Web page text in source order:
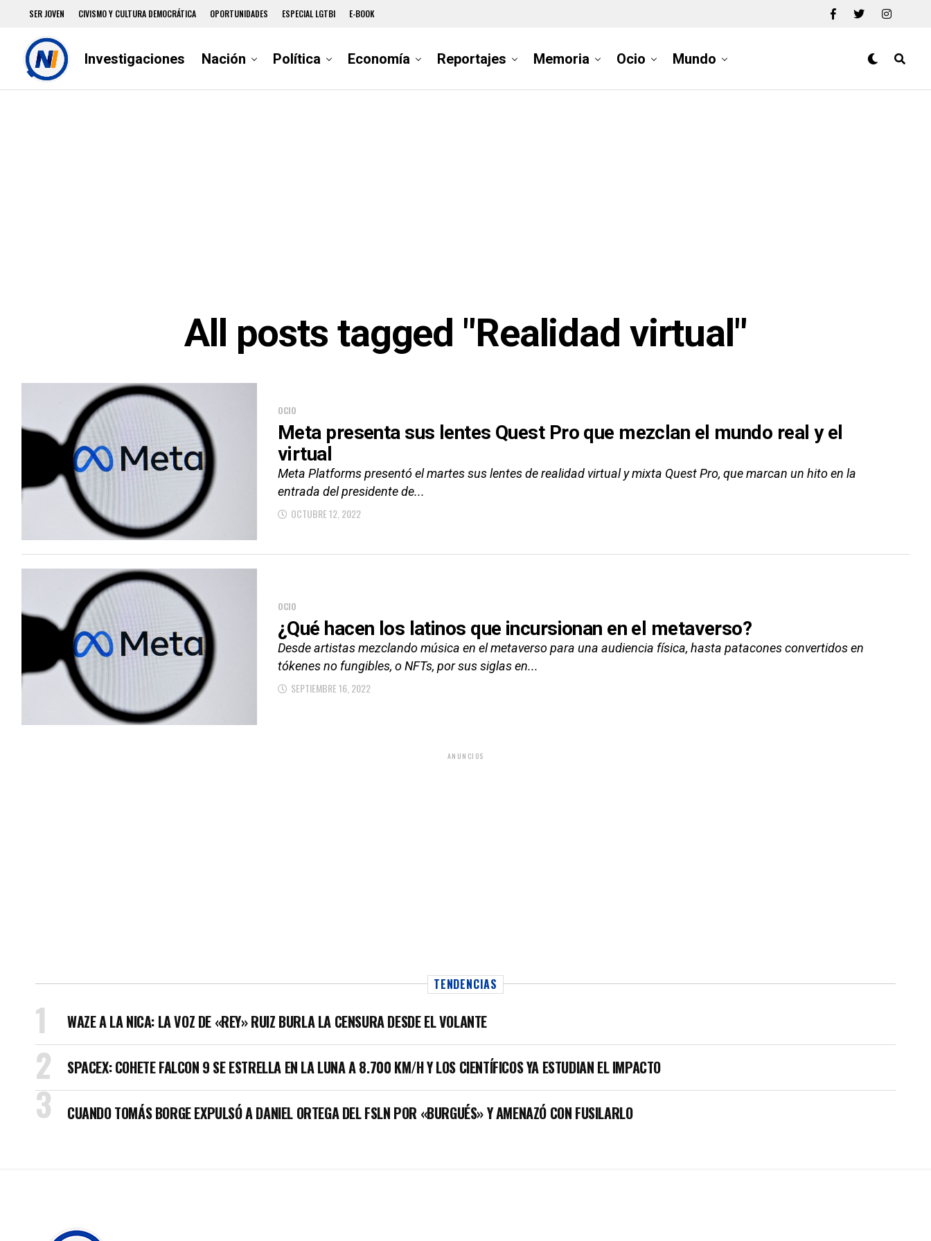
SER JOVEN CIVISMO Y CULTURA DEMOCRÁTICA OPORTUNIDADES ESPECIAL LGTBI E-BOOK
Investigaciones Nación Política Economía Reportajes Memoria Ocio Mundo
All posts tagged "Realidad virtual"
OCIO
Meta presenta sus lentes Quest Pro que mezclan el mundo real y el
virtual
Meta Platforms presentó el martes sus lentes de realidad virtual y mixta Quest Pro, que marcan un hito en la
entrada del presidente de...
OCTUBRE 12, 2022
OCIO
¿Qué hacen los latinos que incursionan en el metaverso?
Desde artistas mezclando música en el metaverso para una audiencia física, hasta patacones convertidos en
tókenes no fungibles, o NFTs, por sus siglas en...
SEPTIEMBRE 16, 2022
ANUNCIOS
TENDENCIAS
WAZE A LA NICA: LA VOZ DE «REY» RUIZ BURLA LA CENSURA DESDE EL VOLANTE
SPACEX: COHETE FALCON 9 SE ESTRELLA EN LA LUNA A 8.700 KM/H Y LOS CIENTÍFICOS YA ESTUDIAN EL IMPACTO
CUANDO TOMÁS BORGE EXPULSÓ A DANIEL ORTEGA DEL FSLN POR «BURGUÉS» Y AMENAZÓ CON FUSILARLO